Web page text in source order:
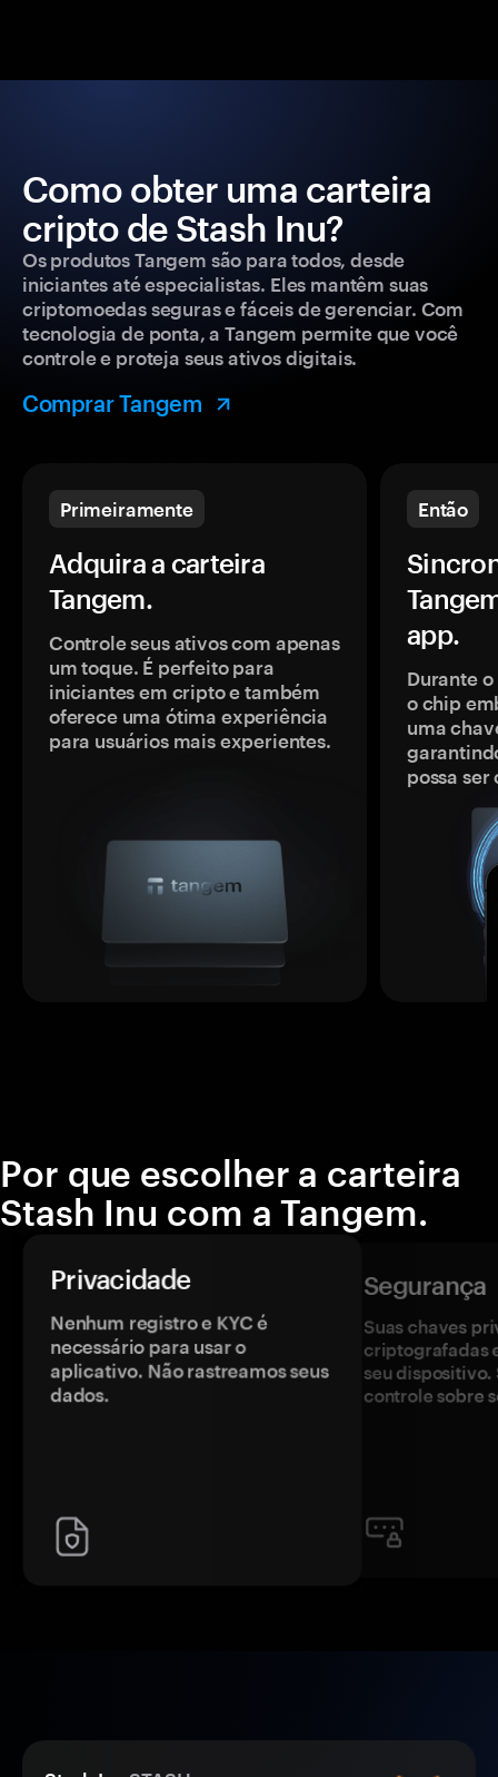
Como obter uma carteira
cripto de Stash Inu?
Os produtos Tangem são para todos, desde
iniciantes até especialistas. Eles mantêm suas
criptomoedas seguras e fáceis de gerenciar. Com
tecnologia de ponta, a Tangem permite que você
controle e proteja seus ativos digitais.
Comprar Tangem
Primeiramente
Adquira a carteira
Tangem.
Controle seus ativos com apenas
um toque. É perfeito para
iniciantes em cripto e também
oferece uma ótima experiência
para usuários mais experientes.
Então
app.
Durante
o chip
uma
possa
Por que escolher a carteira
Stash Inu com a Tangem.
Privacidade
Nenhum registro e KYC é
necessário para usar o
aplicativo. Não rastreamos seus
dados.
Segurança
Suas chaves
criptografadas
seu dispositivo.
controle sobre